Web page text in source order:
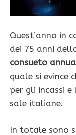
Quest’anno in
dei 75 anni
consueto
quale si evince
per gli incassi
sale italiane.
In totale sono